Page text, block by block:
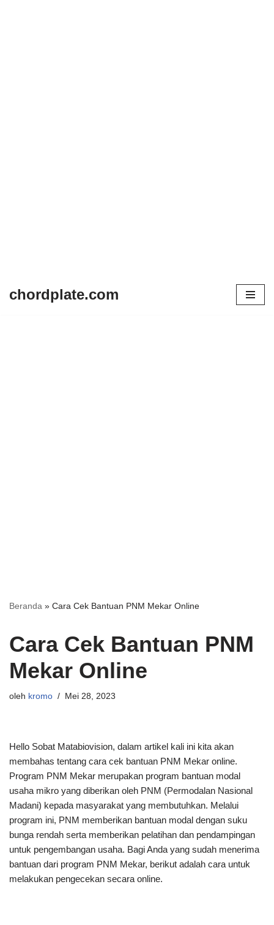
chordplate.com
Beranda » Cara Cek Bantuan PNM Mekar Online
Cara Cek Bantuan PNM
Mekar Online
oleh kromo Mei 28, 2023
Hello Sobat Matabiovision, dalam artikel kali ini kita akan
membahas tentang cara cek bantuan PNM Mekar online.
Program PNM Mekar merupakan program bantuan modal
usaha mikro yang diberikan oleh PNM (Permodalan Nasional
Madani) kepada masyarakat yang membutuhkan. Melalui
program ini, PNM memberikan bantuan modal dengan suku
bunga rendah serta memberikan pelatihan dan pendampingan
untuk pengembangan usaha. Bagi Anda yang sudah menerima
bantuan dari program PNM Mekar, berikut adalah cara untuk
melakukan pengecekan secara online.